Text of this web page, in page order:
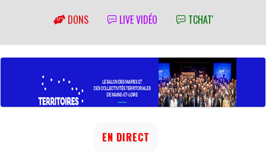
DONS LIVE VIDÉO TCHAT'
EN DIRECT